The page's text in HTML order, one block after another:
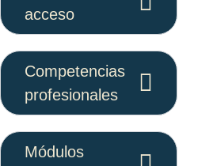
acceso
Competencias
profesionales
Módulos